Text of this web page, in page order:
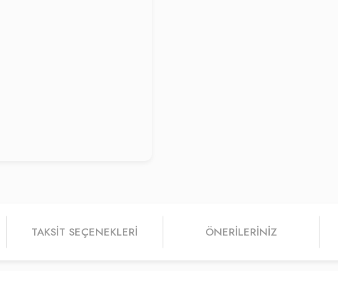
TAKSIT SEÇENEKLERI ÖNERILERINIZ